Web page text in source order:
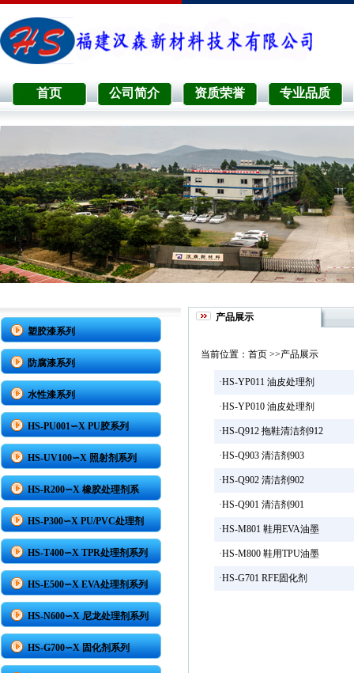
首页 公司简介 资质荣誉 专业品质
塑胶漆系列
防腐漆系列
水性漆系列
HS-PU001∽X PU胶系列
HS-UV100∽X 照射剂系列
HS-R200∽X 橡胶处理剂系
HS-P300∽X PU/PVC处理剂
HS-T400∽X TPR处理剂系列
HS-E500∽X EVA处理剂系列
HS-N600∽X 尼龙处理剂系列
HS-G700∽X 固化剂系列
产品展示
当前位置：首页 >>产品展示
·HS-YP011 油皮处理剂
·HS-YP010 油皮处理剂
·HS-Q912 拖鞋清洁剂912
·HS-Q903 清洁剂903
·HS-Q902 清洁剂902
·HS-Q901 清洁剂901
·HS-M801 鞋用EVA油墨
·HS-M800 鞋用TPU油墨
·HS-G701 RFE固化剂